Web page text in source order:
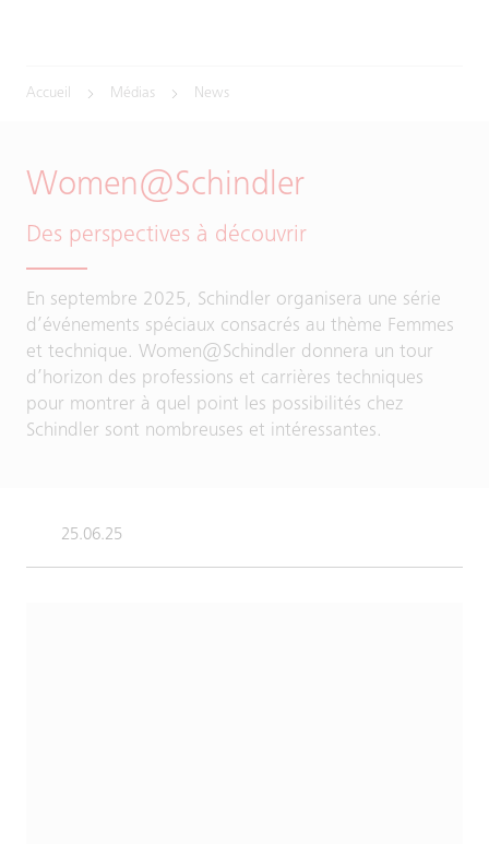
Accueil Médias News
Women@Schindler
Des perspectives à découvrir
En septembre 2025, Schindler organisera une série
d’événements spéciaux consacrés au thème Femmes
et technique. Women@Schindler donnera un tour
d’horizon des professions et carrières techniques
pour montrer à quel point les possibilités chez
Schindler sont nombreuses et intéressantes.
25.06.25